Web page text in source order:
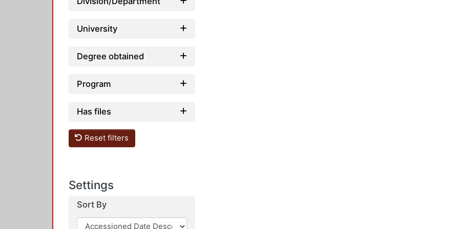
University
Degree obtained
Program
Has files
Reset filters
Settings
Sort By